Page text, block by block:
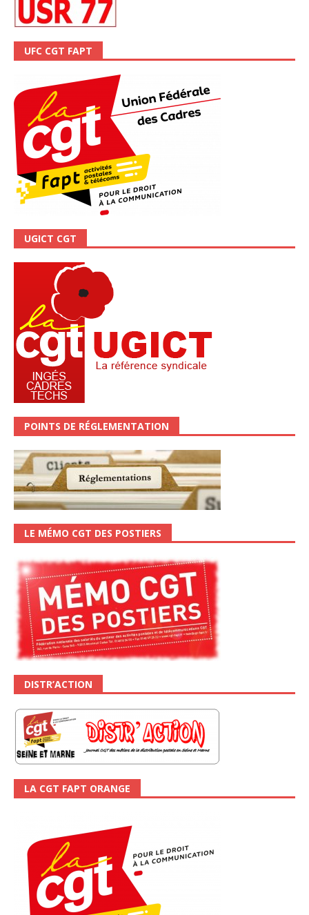
UFC CGT FAPT
UGICT CGT
POINTS DE RÉGLEMENTATION
LE MÉMO CGT DES POSTIERS
DISTR’ACTION
LA CGT FAPT ORANGE